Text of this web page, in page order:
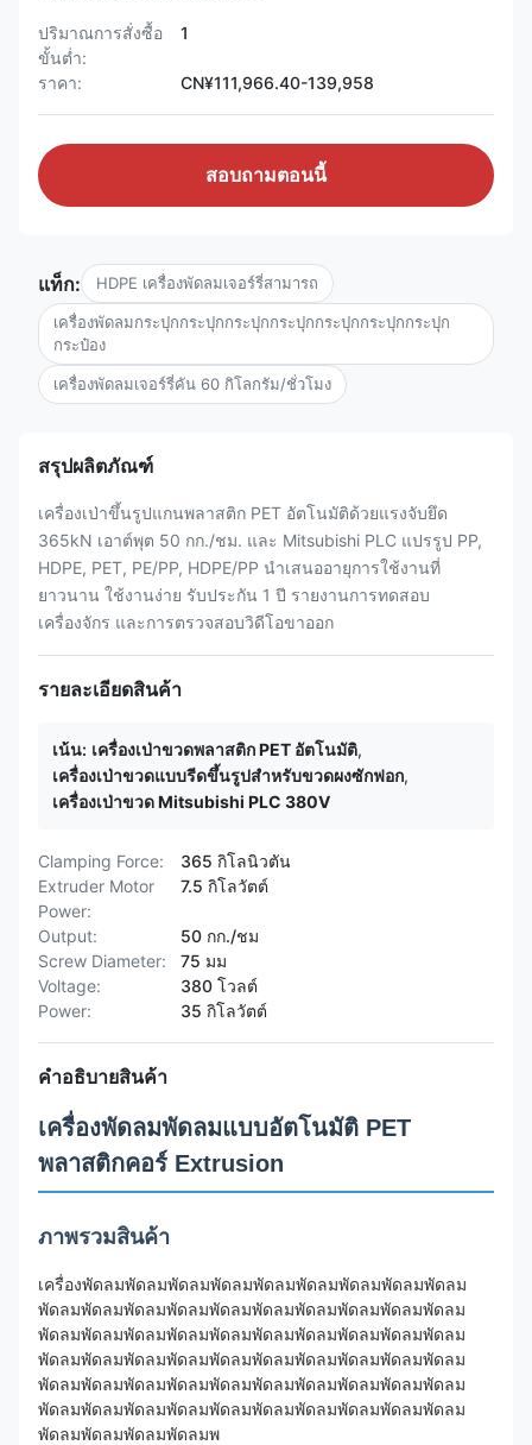
ปริมาณการสั่งซื้อ
ขั้นต่ำ:
1
ราคา: CN¥111,966.40-139,958
สอบถามตอนนี้
แท็ก: HDPE เครื่องพัดลมเจอร์รี่สามารถ
เครื่องพัดลมกระปุกกระปุกกระปุกกระปุกกระปุกกระปุกกระปุก
กระป๋อง
เครื่องพัดลมเจอร์รี่คัน 60 กิโลกรัม/ชั่วโมง
สรุปผลิตภัณฑ์
เครื่องเป่าขึ้นรูปแกนพลาสติก PET อัตโนมัติด้วยแรงจับยึด
365kN เอาต์พุต 50 กก./ชม. และ Mitsubishi PLC แปรรูป PP,
HDPE, PET, PE/PP, HDPE/PP นำเสนออายุการใช้งานที่
ยาวนาน ใช้งานง่าย รับประกัน 1 ปี รายงานการทดสอบ
เครื่องจักร และการตรวจสอบวิดีโอขาออก
รายละเอียดสินค้า
เน้น: เครื่องเป่าขวดพลาสติก PET อัตโนมัติ,
เครื่องเป่าขวดแบบรีดขึ้นรูปสำหรับขวดผงซักฟอก,
เครื่องเป่าขวด Mitsubishi PLC 380V
Clamping Force:
365 กิโลนิวตัน
Extruder Motor
Power:
7.5 กิโลวัตต์
Output:
50 กก./ชม
Screw Diameter:
75 มม
Voltage:
380 โวลต์
Power:
35 กิโลวัตต์
คำอธิบายสินค้า
เครื่องพัดลมพัดลมแบบอัตโนมัติ PET
พลาสติกคอร์ Extrusion
ภาพรวมสินค้า
เครื่องพัดลมพัดลมพัดลมพัดลมพัดลมพัดลมพัดลมพัดลมพัดลม
พัดลมพัดลมพัดลมพัดลมพัดลมพัดลมพัดลมพัดลมพัดลมพัดลม
พัดลมพัดลมพัดลมพัดลมพัดลมพัดลมพัดลมพัดลมพัดลมพัดลม
พัดลมพัดลมพัดลมพัดลมพัดลมพัดลมพัดลมพัดลมพัดลมพัดลม
พัดลมพัดลมพัดลมพัดลมพัดลมพัดลมพัดลมพัดลมพัดลมพัดลม
พัดลมพัดลมพัดลมพัดลมพัดลมพัดลมพัดลมพัดลมพัดลมพัดลม
พัดลมพัดลมพัดลมพัดลมพ